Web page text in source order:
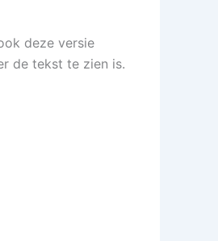
deze versie
de tekst te zien is.